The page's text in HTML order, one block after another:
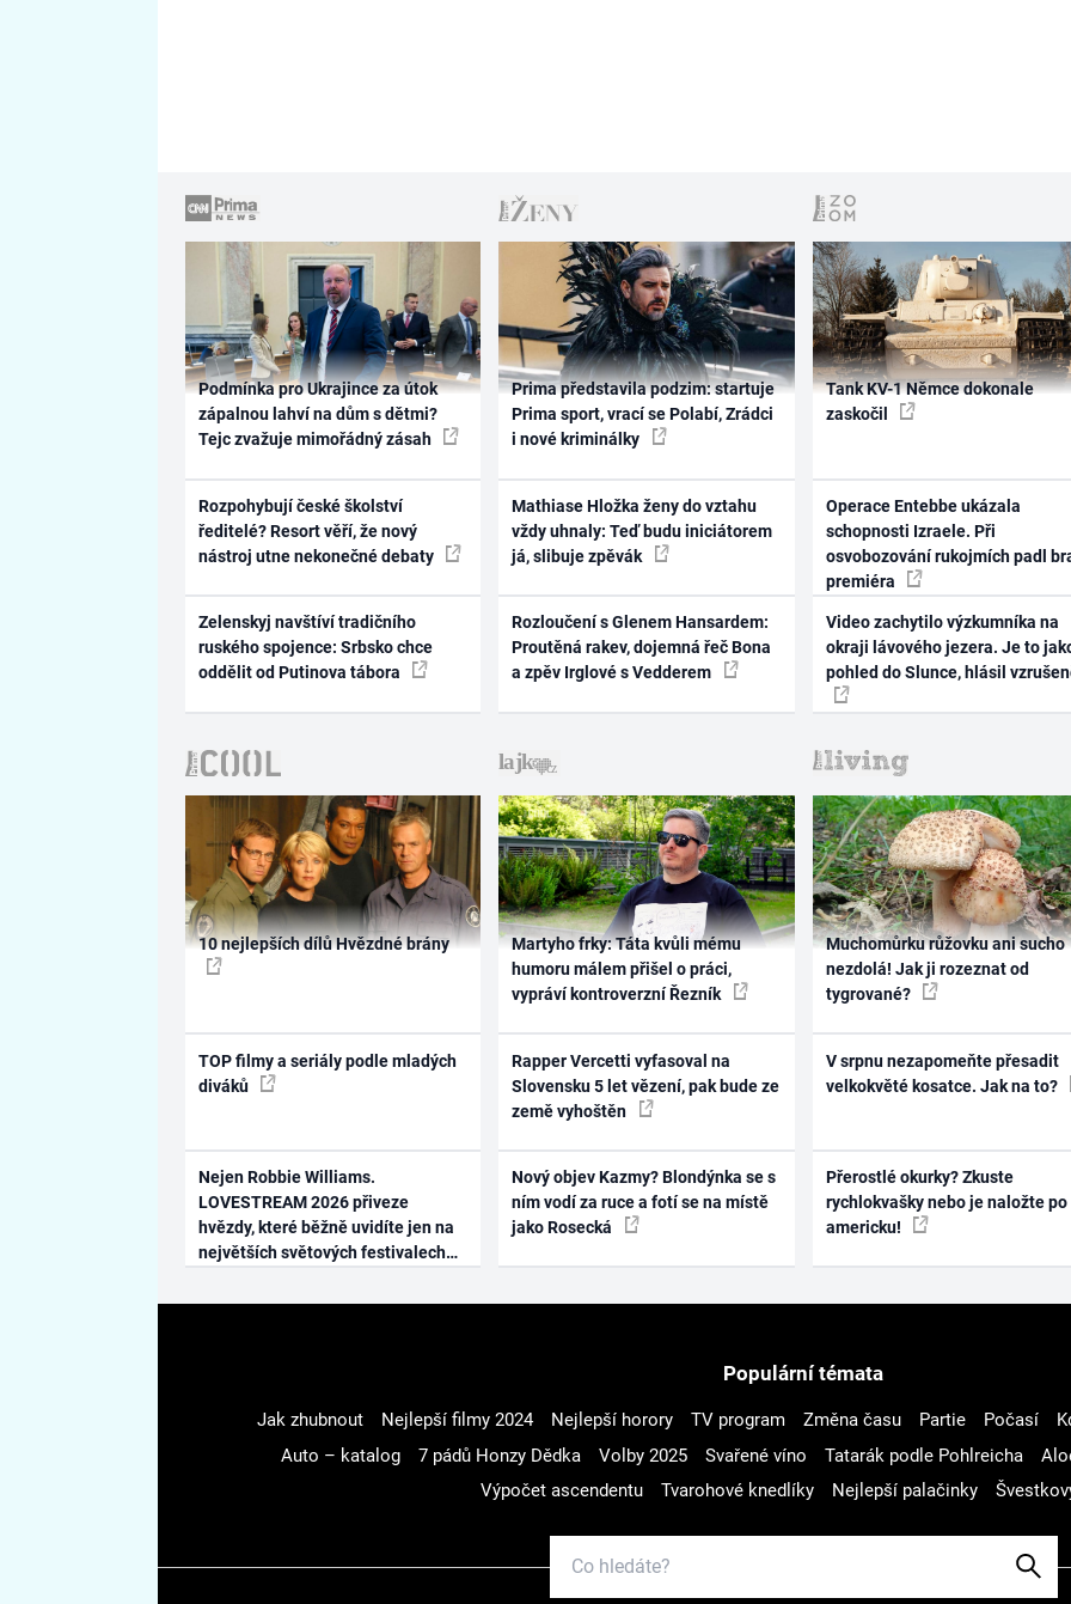
Podmínka pro Ukrajince za útok
zápalnou lahví na dům s dětmi?
Tejc zvažuje mimořádný zásah
Rozpohybují české školství
ředitelé? Resort věří, že nový
nástroj utne nekonečné debaty
Zelenskyj navštíví tradičního
ruského spojence: Srbsko chce
oddělit od Putinova tábora
Prima představila podzim: startuje
Prima sport, vrací se Polabí, Zrádci
i nové kriminálky
Mathiase Hložka ženy do vztahu
vždy uhnaly: Teď budu iniciátorem
já, slibuje zpěvák
Rozloučení s Glenem Hansardem:
Proutěná rakev, dojemná řeč Bona
a zpěv Irglové s Vedderem
Tank KV-1 Němce dokonale
zaskočil
Operace Entebbe ukázala
schopnosti Izraele. Při
osvobozování rukojmích padl
premiéra
Video zachytilo výzkumníka na
okraji lávového jezera. Je to
pohled do Slunce, hlásil
10 nejlepších dílů Hvězdné brány
TOP filmy a seriály podle mladých
diváků
Nejen Robbie Williams.
LOVESTREAM 2026 přiveze
hvězdy, které běžně uvidíte jen na
největších světových festivalech
Martyho frky: Táta kvůli mému
humoru málem přišel o práci,
vypráví kontroverzní Řezník
Rapper Vercetti vyfasoval na
Slovensku 5 let vězení, pak bude ze
země vyhoštěn
Nový objev Kazmy? Blondýnka se s
ním vodí za ruce a fotí se na místě
jako Rosecká
Muchomůrku růžovku ani sucho
nezdolá! Jak ji rozeznat od
tygrované?
V srpnu nezapomeňte přesadit
velkokvěté kosatce. Jak na to?
Přerostlé okurky? Zkuste
rychlokvašky nebo je naložte po
americku!
Populární témata
Jak zhubnout Nejlepší filmy 2024 Nejlepší horory TV program Změna času Partie Počasí
Auto – katalog
7 pádů Honzy Dědka Volby 2025 Svařené víno Tatarák podle Pohlreicha
Výpočet ascendentu
Tvarohové knedlíky Nejlepší palačinky